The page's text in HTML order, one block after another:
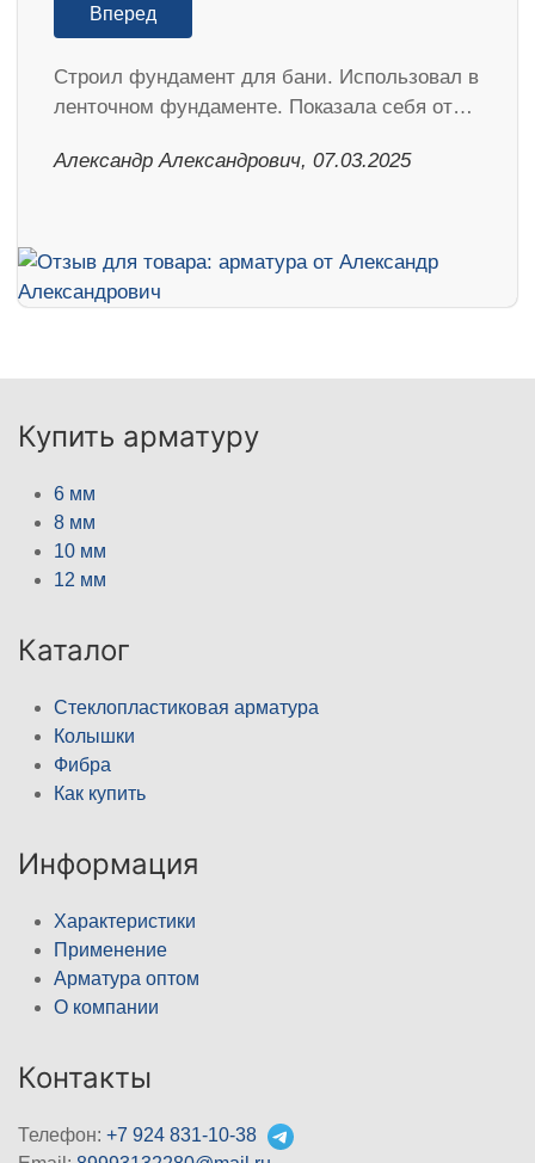
Вперед
Строил фундамент для бани. Использовал в
ленточном фундаменте. Показала себя от…
Александр Александрович, 07.03.2025
Купить арматуру
6 мм
8 мм
10 мм
12 мм
Каталог
Стеклопластиковая арматура
Колышки
Фибра
Как купить
Информация
Характеристики
Применение
Арматура оптом
О компании
Контакты
Телефон: +7 924 831-10-38